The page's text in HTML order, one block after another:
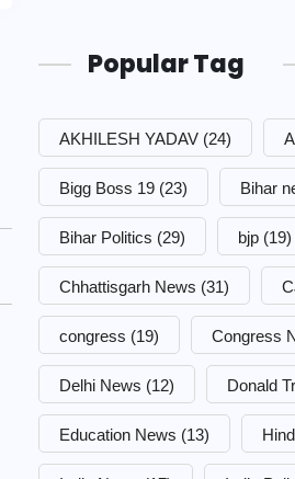
Popular Tag
AKHILESH YADAV (24)
Bigg Boss 19 (23) Bihar
Bihar Politics (29) bjp (19)
Chhattisgarh News (31)
congress (19) Congress
Delhi News (12) Donald
Education News (13)